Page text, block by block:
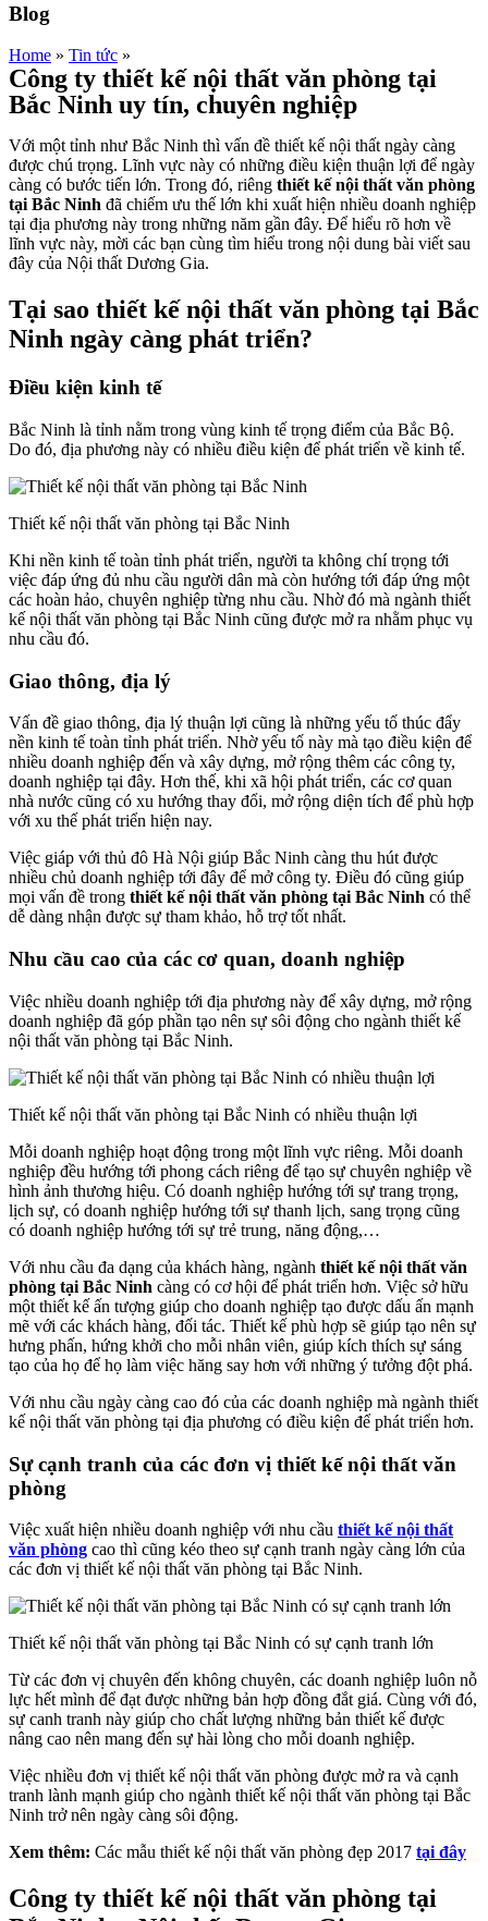
Blog
Home » Tin tức »
Công ty thiết kế nội thất văn phòng tại
Bắc Ninh uy tín, chuyên nghiệp
Với một tỉnh như Bắc Ninh thì vấn đề thiết kế nội thất ngày càng
được chú trọng. Lĩnh vực này có những điều kiện thuận lợi để ngày
càng có bước tiến lớn. Trong đó, riêng thiết kế nội thất văn phòng
tại Bắc Ninh đã chiếm ưu thế lớn khi xuất hiện nhiều doanh nghiệp
tại địa phương này trong những năm gần đây. Để hiểu rõ hơn về
lĩnh vực này, mời các bạn cùng tìm hiểu trong nội dung bài viết sau
đây của Nội thất Dương Gia.
Tại sao thiết kế nội thất văn phòng tại Bắc
Ninh ngày càng phát triển?
Điều kiện kinh tế
Bắc Ninh là tỉnh nằm trong vùng kinh tế trọng điểm của Bắc Bộ.
Do đó, địa phương này có nhiều điều kiện để phát triển về kinh tế.
Thiết kế nội thất văn phòng tại Bắc Ninh
Khi nền kinh tế toàn tỉnh phát triển, người ta không chí trọng tới
việc đáp ứng đủ nhu cầu người dân mà còn hướng tới đáp ứng một
các hoàn hảo, chuyên nghiệp từng nhu cầu. Nhờ đó mà ngành thiết
kế nội thất văn phòng tại Bắc Ninh cũng được mở ra nhằm phục vụ
nhu cầu đó.
Giao thông, địa lý
Vấn đề giao thông, địa lý thuận lợi cũng là những yếu tố thúc đẩy
nền kinh tế toàn tỉnh phát triển. Nhờ yếu tố này mà tạo điều kiện để
nhiều doanh nghiệp đến và xây dựng, mở rộng thêm các công ty,
doanh nghiệp tại đây. Hơn thế, khi xã hội phát triển, các cơ quan
nhà nước cũng có xu hướng thay đổi, mở rộng diện tích để phù hợp
với xu thế phát triển hiện nay.
Việc giáp với thủ đô Hà Nội giúp Bắc Ninh càng thu hút được
nhiều chủ doanh nghiệp tới đây để mở công ty. Điều đó cũng giúp
mọi vấn đề trong thiết kế nội thất văn phòng tại Bắc Ninh có thể
dễ dàng nhận được sự tham khảo, hỗ trợ tốt nhất.
Nhu cầu cao của các cơ quan, doanh nghiệp
Việc nhiều doanh nghiệp tới địa phương này để xây dựng, mở rộng
doanh nghiệp đã góp phần tạo nên sự sôi động cho ngành thiết kế
nội thất văn phòng tại Bắc Ninh.
Thiết kế nội thất văn phòng tại Bắc Ninh có nhiều thuận lợi
Mỗi doanh nghiệp hoạt động trong một lĩnh vực riêng. Mỗi doanh
nghiệp đều hướng tới phong cách riêng để tạo sự chuyên nghiệp về
hình ảnh thương hiệu. Có doanh nghiệp hướng tới sự trang trọng,
lịch sự, có doanh nghiệp hướng tới sự thanh lịch, sang trọng cũng
có doanh nghiệp hướng tới sự trẻ trung, năng động,…
Với nhu cầu đa dạng của khách hàng, ngành thiết kế nội thất văn
phòng tại Bắc Ninh càng có cơ hội để phát triển hơn. Việc sở hữu
một thiết kế ấn tượng giúp cho doanh nghiệp tạo được dấu ấn mạnh
mẽ với các khách hàng, đối tác. Thiết kế phù hợp sẽ giúp tạo nên sự
hưng phấn, hứng khởi cho mỗi nhân viên, giúp kích thích sự sáng
tạo của họ để họ làm việc hăng say hơn với những ý tưởng đột phá.
Với nhu cầu ngày càng cao đó của các doanh nghiệp mà ngành thiết
kế nội thất văn phòng tại địa phương có điều kiện để phát triển hơn.
Sự cạnh tranh của các đơn vị thiết kế nội thất văn
phòng
Việc xuất hiện nhiều doanh nghiệp với nhu cầu thiết kế nội thất
văn phòng cao thì cũng kéo theo sự cạnh tranh ngày càng lớn của
các đơn vị thiết kế nội thất văn phòng tại Bắc Ninh.
Thiết kế nội thất văn phòng tại Bắc Ninh có sự cạnh tranh lớn
Từ các đơn vị chuyên đến không chuyên, các doanh nghiệp luôn nỗ
lực hết mình để đạt được những bản hợp đồng đắt giá. Cùng với đó,
sự canh tranh này giúp cho chất lượng những bản thiết kế được
nâng cao nên mang đến sự hài lòng cho mỗi doanh nghiệp.
Việc nhiều đơn vị thiết kế nội thất văn phòng được mở ra và cạnh
tranh lành mạnh giúp cho ngành thiết kế nội thất văn phòng tại Bắc
Ninh trở nên ngày càng sôi động.
Xem thêm: Các mẫu thiết kế nội thất văn phòng đẹp 2017 tại đây
Công ty thiết kế nội thất văn phòng tại